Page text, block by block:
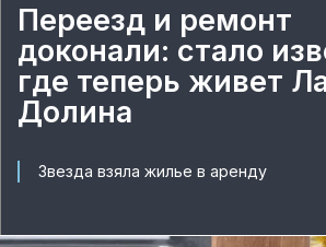
Переезд и ремонт
доконали: стало
где теперь живет
Долина
Звезда взяла жилье в аренду